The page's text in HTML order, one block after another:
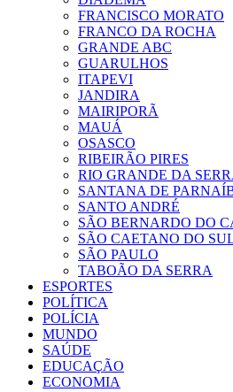
FRANCISCO MORATO
FRANCO DA ROCHA
GRANDE ABC
GUARULHOS
ITAPEVI
JANDIRA
MAIRIPORÃ
MAUÁ
OSASCO
RIBEIRÃO PIRES
RIO GRANDE DA
SANTANA DE
SANTO ANDRÉ
SÃO BERNARDO DO
SÃO CAETANO DO
SÃO PAULO
TABOÃO DA SERRA
ESPORTES
POLÍTICA
POLÍCIA
MUNDO
SAÚDE
EDUCAÇÃO
ECONOMIA